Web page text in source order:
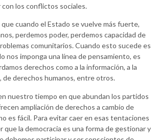
con los conflictos sociales.
cuando el Estado se vuelve más fuerte,
perdemos poder, perdemos capacidad de
comunitarios. Cuando esto sucede es
nos imponga una línea de pensamiento, es
derechos como a la información, a la
de derechos humanos, entre otros.
nuestro tiempo en que abundan los partidos
ampliación de derechos a cambio de
es fácil. Para evitar caer en esas tentaciones
que la democracia es una forma de gestionar y